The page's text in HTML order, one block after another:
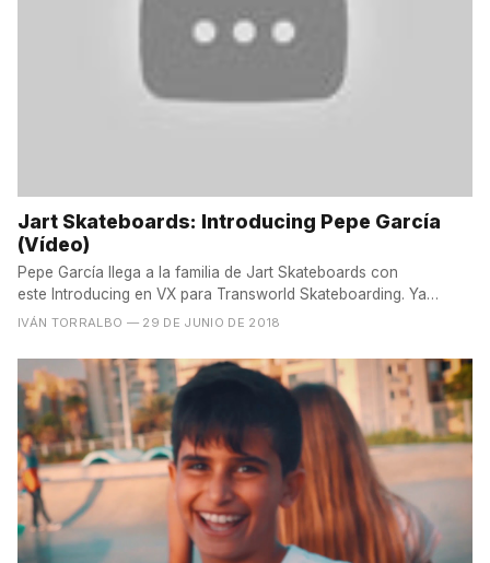
Jart Skateboards: Introducing Pepe García
(Vídeo)
Pepe García llega a la familia de Jart Skateboards con
este Introducing en VX para Transworld Skateboarding. Ya
conoces...
IVÁN TORRALBO — 29 DE JUNIO DE 2018